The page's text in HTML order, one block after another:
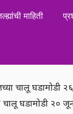
माहिती
चालू
चालू घडामोडी